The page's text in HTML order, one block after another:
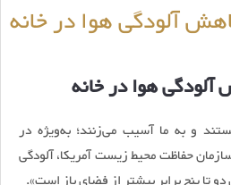
آلودگی هوا در خانه
هوا در خانه
و به ما آسیب می‌زنند؛ به‌ویژه در
حفاظت محیط زیست آمریکا، آلودگی